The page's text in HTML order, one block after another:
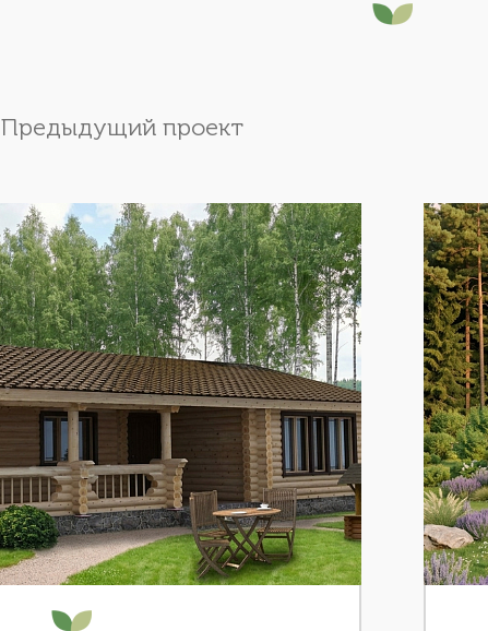
Предыдущий проект